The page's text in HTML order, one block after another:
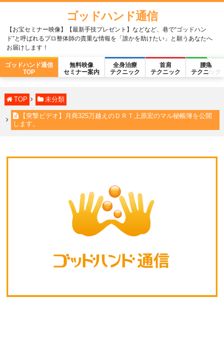
ゴッドハンド通信
【お宝セミナー映像】【最新手技プレゼント】などなど、巷で“ゴッドハン
ド”と呼ばれるプロ整体師の貴重な情報を「誰かを助けたい」と願うあなたへ
お届けします！
ゴッドハンド通信
TOP
無料映像
セミナー案内
全身治療
テクニック
首肩
テクニック
腰痛
テクニック
TOP 未分類
【突撃ビデオ】月商325万越えのＤＲＴ上原宏のマル秘帳簿を公開
します。